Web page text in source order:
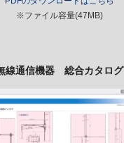
※ファイル容量(47MB)
線通信機器 総合カタログ